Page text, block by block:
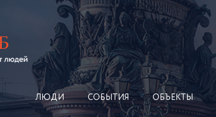
ЛЮДИ СОБЫТИЯ ОБЪЕКТЫ